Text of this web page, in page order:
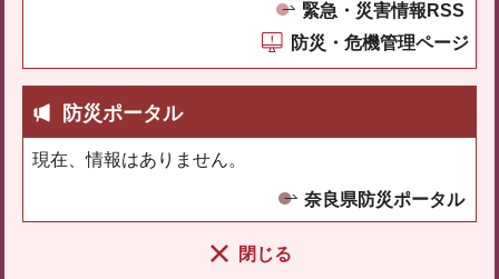
緊急・災害情報RSS
防災・危機管理ページ
防災ポータル
現在、情報はありません。
奈良県防災ポータル
閉じる